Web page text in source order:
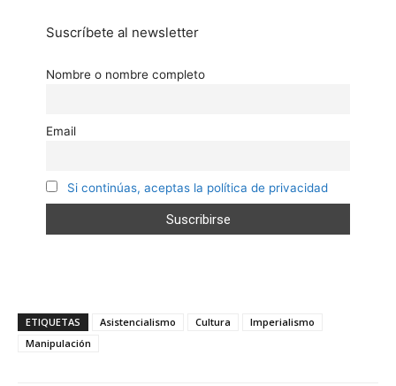
Suscríbete al newsletter
Nombre o nombre completo
Email
Si continúas, aceptas la política de privacidad
ETIQUETAS Asistencialismo Cultura
Imperialismo
Manipulación